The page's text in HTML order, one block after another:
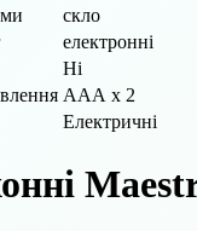
скло
електронні
Ні
ААА х 2
Електричні